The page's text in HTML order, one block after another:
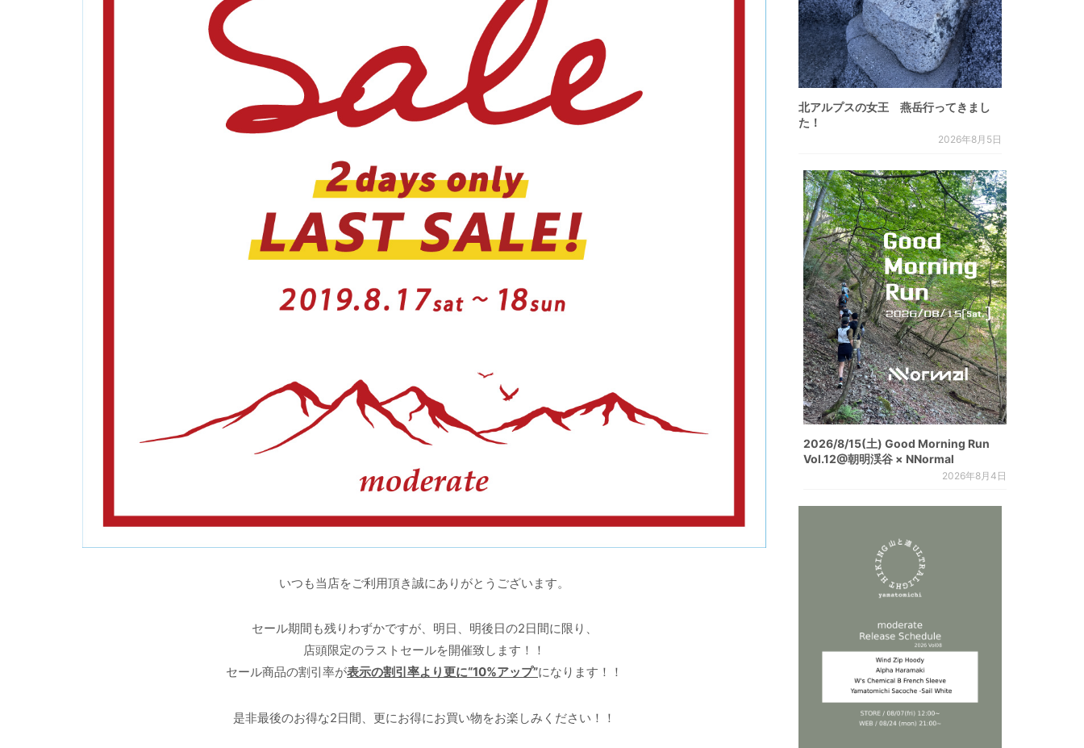
いつも当店をご利用頂き誠にありがとうございます。
セール期間も残りわずかですが、明日、明後日の2日間に限り、
店頭限定のラストセールを開催致します！！
セール商品の割引率が表示の割引率より更に“10%アップ”になります！！
是非最後のお得な2日間、更にお得にお買い物をお楽しみください！！
北アルプスの女王 燕岳行ってきまし
た！
2026年8月5日
2026/8/15(土) Good Morning Run
Vol.12@朝明渓谷 × NNormal
2026年8月4日